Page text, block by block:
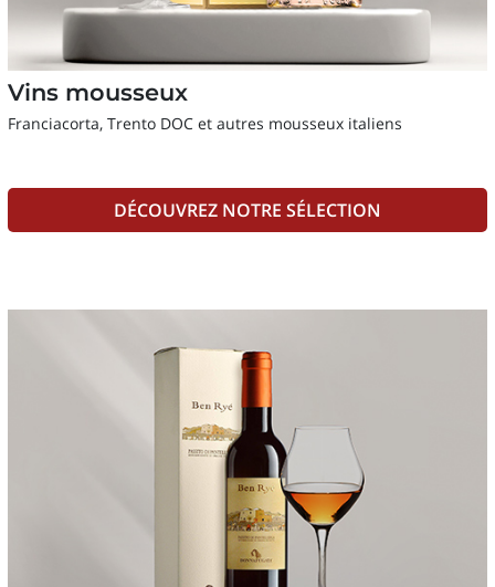
Vins mousseux
Franciacorta, Trento DOC et autres mousseux italiens
DÉCOUVREZ NOTRE SÉLECTION